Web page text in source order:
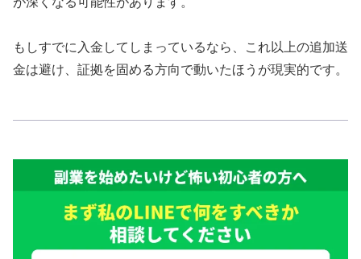
もしすでに入金してしまっているなら、これ以上の追加送
金は避け、証拠を固める方向で動いたほうが現実的です。